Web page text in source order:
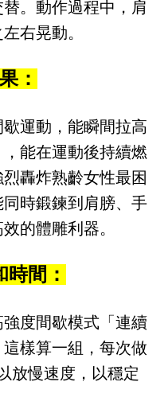
。動作過程中，肩
右晃動。
：
運動，能瞬間拉高
能在運動後持續燃
轟炸熟齡女性最困
時鍛鍊到肩膀、手
的體雕利器。
間：
度間歇模式「連續
樣算一組，每次做
放慢速度，以穩定